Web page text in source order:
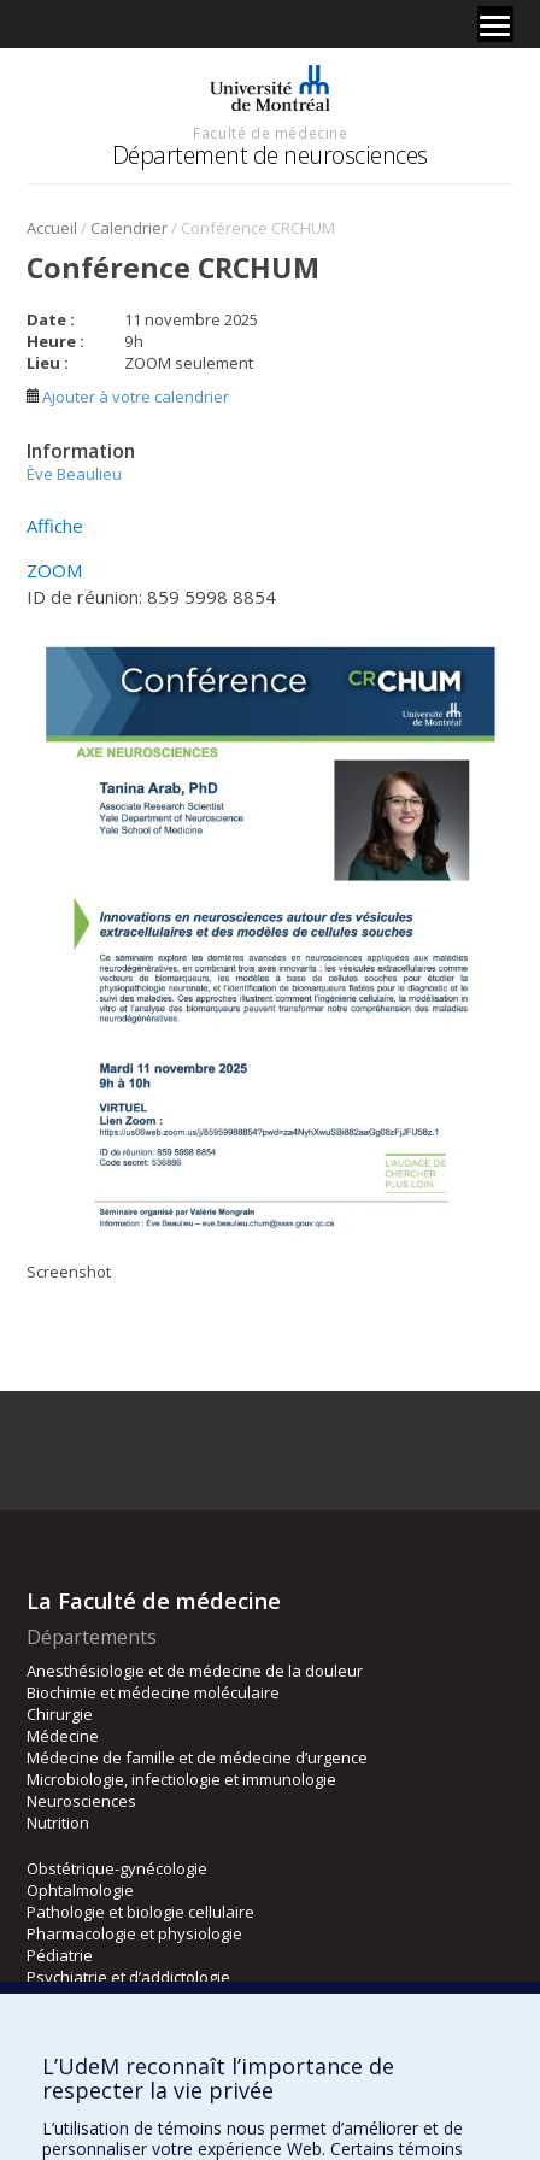
Faculté de médecine
Département de neurosciences
Accueil / Calendrier/ Conférence CRCHUM
Conférence CRCHUM
Date :
11 novembre 2025
Heure :
9h
Lieu :
ZOOM seulement
Ajouter à votre calendrier
Information
Ève Beaulieu
Affiche
ZOOM
ID de réunion: 859 5998 8854
Screenshot
La Faculté de médecine
Départements
Anesthésiologie et de médecine de la douleur
Biochimie et médecine moléculaire
Chirurgie
Médecine
Médecine de famille et de médecine d’urgence
Microbiologie, infectiologie et immunologie
Neurosciences
Nutrition
Obstétrique-gynécologie
Ophtalmologie
Pathologie et biologie cellulaire
Pharmacologie et physiologie
Pédiatrie
Psychiatrie et d’addictologie
Radiologie, radio-oncologie et médecine nucléaire
Écoles
Orthophonie et audiologie
L’UdeM reconnaît l’importance de
respecter la vie privée
L’utilisation de témoins nous permet d’améliorer et de
personnaliser votre expérience Web. Certains témoins